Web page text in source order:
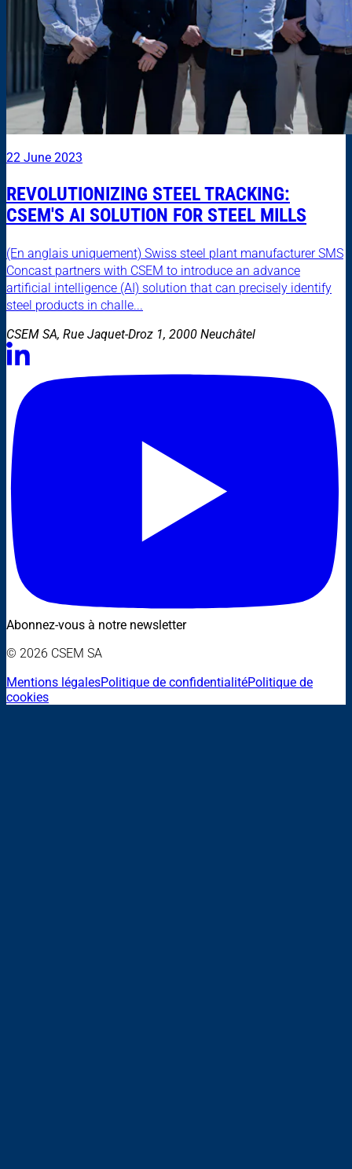
22 June 2023
REVOLUTIONIZING STEEL TRACKING:
CSEM'S AI SOLUTION FOR STEEL MILLS
(En anglais uniquement) Swiss steel plant manufacturer SMS
Concast partners with CSEM to introduce an advance
artificial intelligence (AI) solution that can precisely identify
steel products in challe...
CSEM SA, Rue Jaquet-Droz 1, 2000 Neuchâtel
Abonnez-vous à notre newsletter
© 2026 CSEM SA
Mentions légalesPolitique de confidentialitéPolitique de
cookies